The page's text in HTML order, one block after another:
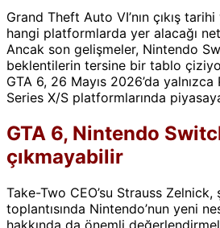
Grand Theft Auto VI’nın çıkış
hangi platformlarda yer alacağı
Ancak son gelişmeler, Nintendo
beklentilerin tersine bir tablo
GTA 6, 26 Mayıs 2026’da
Series X/S platformlarında
GTA 6, Nintendo
çıkmayabilir
Take-Two CEO’su Strauss
toplantısında Nintendo’nun yeni